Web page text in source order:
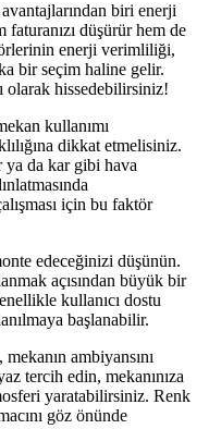
biri enerji
düşürür hem de
enerji verimliliği,
bir seçim haline gelir.
olarak hissedebilirsiniz!
kullanımı
dikkat etmelisiniz.
ya da kar gibi hava
için bu faktör
edeceğinizi düşünün.
açısından büyük bir
kullanıcı dostu
başlanabilir.
mekanın ambiyansını
tercih edin, mekanınıza
yaratabilirsiniz. Renk
göz önünde